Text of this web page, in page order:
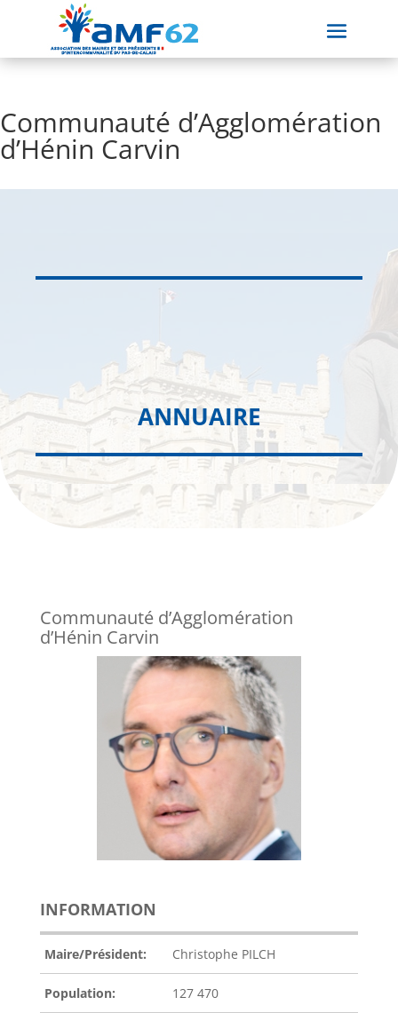
Communauté d’Agglomération
d’Hénin Carvin
ANNUAIRE
Communauté d’Agglomération
d’Hénin Carvin
INFORMATION
Maire/Président: Christophe PILCH
Population: 127 470